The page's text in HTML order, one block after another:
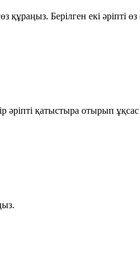
құраңыз. Берілген екі әріпті
әріпті қатыстыра отырып